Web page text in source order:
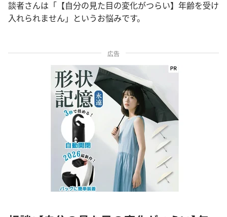
談者さんは「【自分の見た目の変化がつらい】年齢を受け
入れられません」というお悩みです。
広告